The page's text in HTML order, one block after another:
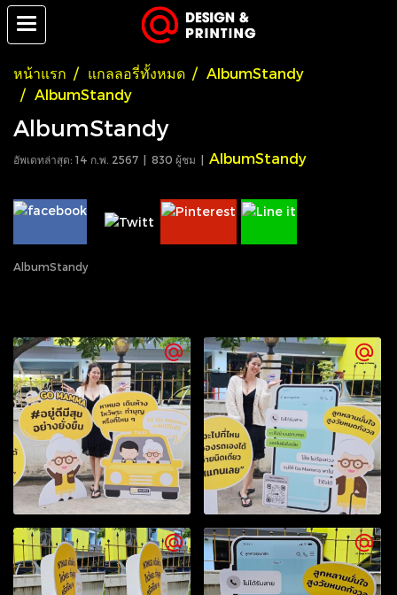
หน้าแรก แกลลอรี่ทั้งหมด
AlbumStandy
AlbumStandy
AlbumStandy
อัพเดทล่าสุด: 14 ก.พ. 2567 830 ผู้ชม AlbumStandy
AlbumStandy